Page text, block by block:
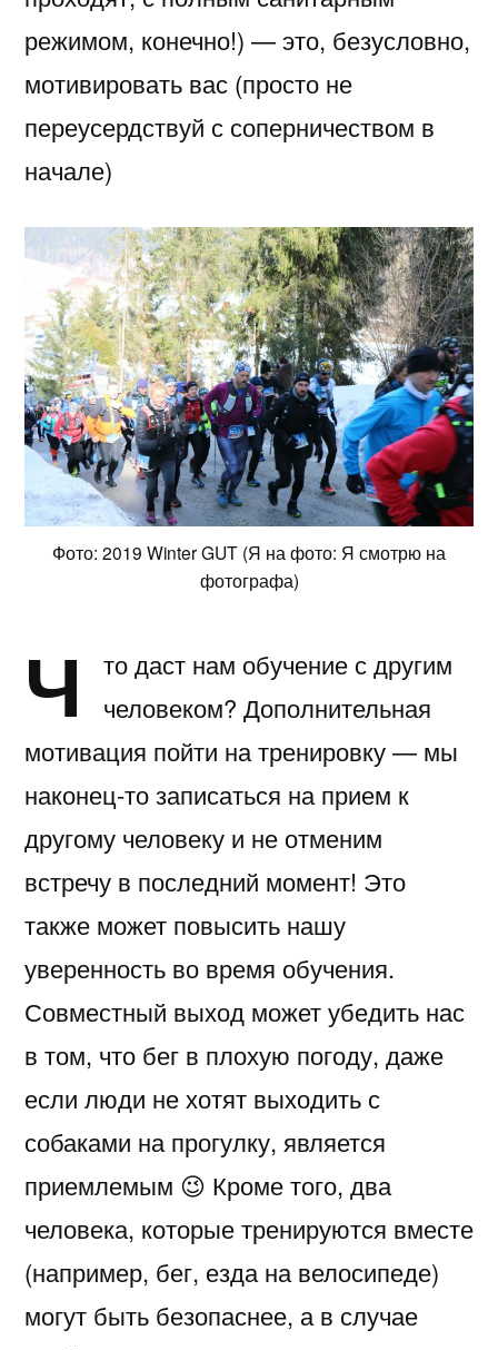
режимом, конечно!) — это, безусловно,
мотивировать вас (просто не
переусердствуй с соперничеством в
начале)
Фото: 2019 Winter GUT (Я на фото: Я смотрю на
фотографа)
Ч
то даст нам обучение с другим
человеком? Дополнительная
мотивация пойти на тренировку — мы
наконец-то записаться на прием к
другому человеку и не отменим
встречу в последний момент! Это
также может повысить нашу
уверенность во время обучения.
Совместный выход может убедить нас
в том, что бег в плохую погоду, даже
если люди не хотят выходить с
собаками на прогулку, является
приемлемым 😉 Кроме того, два
человека, которые тренируются вместе
(например, бег, езда на велосипеде)
могут быть безопаснее, а в случае